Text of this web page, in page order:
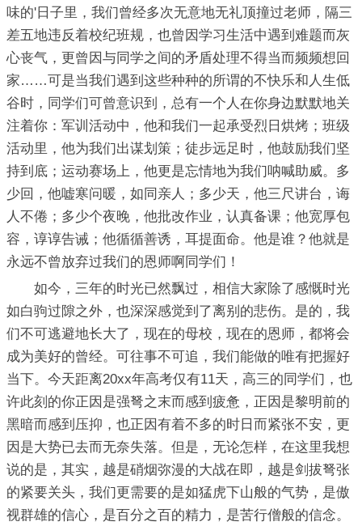
味的'日子里，我们曾经多次无意地无礼顶撞过老师，隔三
差五地违反着校纪班规，也曾因学习生活中遇到难题而灰
心丧气，更曾因与同学之间的矛盾处理不得当而频频想回
家……可是当我们遇到这些种种的所谓的不快乐和人生低
谷时，同学们可曾意识到，总有一个人在你身边默默地关
注着你：军训活动中，他和我们一起承受烈日烘烤；班级
活动里，他为我们出谋划策；徒步远足时，他鼓励我们坚
持到底；运动赛场上，他更是忘情地为我们呐喊助威。多
少回，他嘘寒问暖，如同亲人；多少天，他三尺讲台，诲
人不倦；多少个夜晚，他批改作业，认真备课；他宽厚包
容，谆谆告诫；他循循善诱，耳提面命。他是谁？他就是
永远不曾放弃过我们的恩师啊同学们！
如今，三年的时光已然飘过，相信大家除了感慨时光
如白驹过隙之外，也深深感觉到了离别的悲伤。是的，我
们不可逃避地长大了，现在的母校，现在的恩师，都将会
成为美好的曾经。可往事不可追，我们能做的唯有把握好
当下。今天距离20xx年高考仅有11天，高三的同学们，也
许此刻的你正因是强弩之末而感到疲惫，正因是黎明前的
黑暗而感到压抑，也正因有着不多的时日而紧张不安，更
因是大势已去而无奈失落。但是，无论怎样，在这里我想
说的是，其实，越是硝烟弥漫的大战在即，越是剑拔弩张
的紧要关头，我们更需要的是如猛虎下山般的气势，是傲
视群雄的信心，是百分之百的精力，是苦行僧般的信念。